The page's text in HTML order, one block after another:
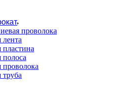
проволока
полоса